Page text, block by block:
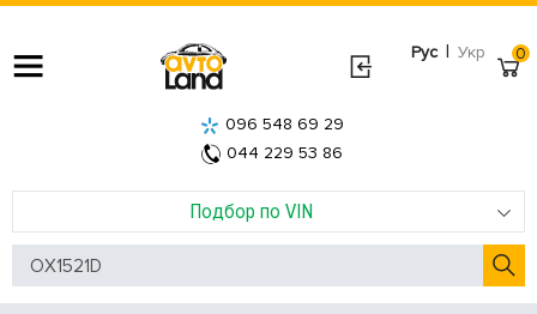
Рус | Укр
Подбор по VIN
096 548 69 29
044 229 53 86
0